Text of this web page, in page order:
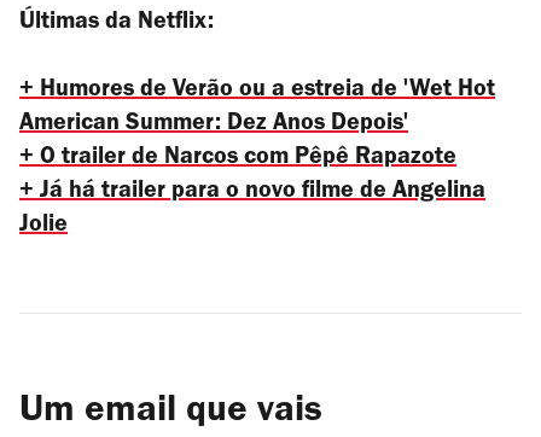
Últimas da Netflix:
+ Humores de Verão ou a estreia de 'Wet Hot
American Summer: Dez Anos Depois'
+ O trailer de Narcos com Pêpê Rapazote
+ Já há trailer para o novo filme de Angelina
Jolie
Um email que vais